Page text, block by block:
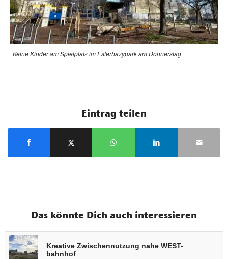
Keine Kinder am Spielplatz im Esterhazypark am Donnerstag
Eintrag teilen
Das könnte Dich auch interessieren
Kreative Zwischennutzung nahe WEST-
bahnhof